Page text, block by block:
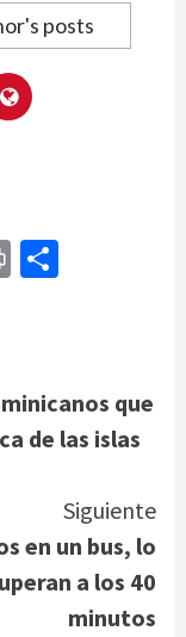
posts
Print
que
de las islas
Siguiente
en un bus, lo
a los 40
minutos